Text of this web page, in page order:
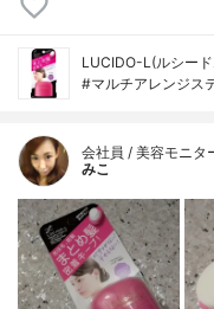
LUCIDO-L(ルシー
#マルチアレンジス
会社員 / 美容モニタ
みこ